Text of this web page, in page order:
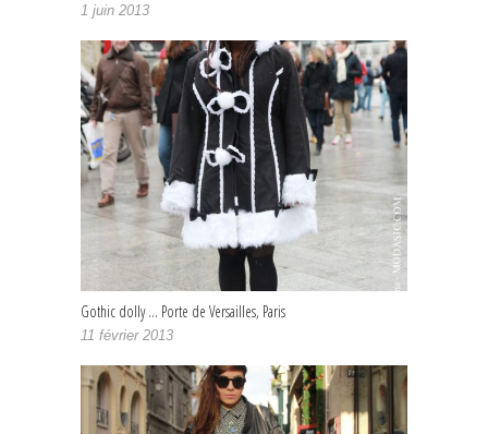
1 juin 2013
Gothic dolly … Porte de Versailles, Paris
11 février 2013